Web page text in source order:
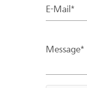
E-Mail*
Message*